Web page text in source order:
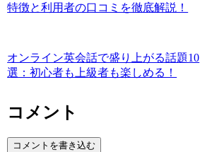
特徴と利用者の口コミを徹底解説！
オンライン英会話で盛り上がる話題10
選：初心者も上級者も楽しめる！
コメント
コメントを書き込む